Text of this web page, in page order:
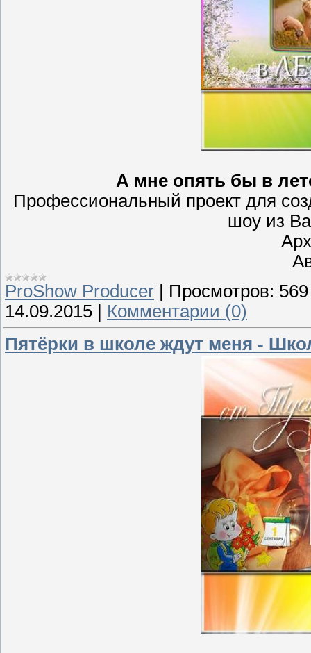
А мне опять бы в
Профессиональный проект для
шоу из
ProShow Producer | Просмотров: 569
14.09.2015 | Комментарии (0)
Пятёрки в школе ждут меня -